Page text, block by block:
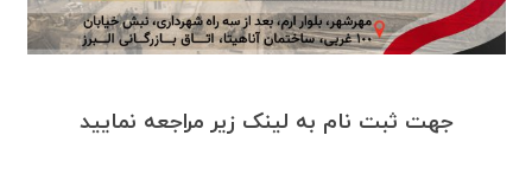
جهت ثبت نام به لینک زیر مراجعه نمایید